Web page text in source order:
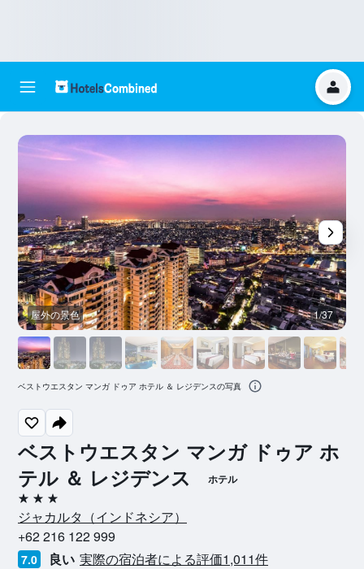
ベストウエスタン マンガ ドゥア ホ
テル ＆ レジデンス
ホテル
3つ星
ジャカルタ​（インドネシア​）​
+62 216 122 999
7.0 良い 実際の宿泊者による評価1,011​件
屋外の景色 1/37
ベストウエスタン マンガ ドゥア ホテル ＆ レジデンスの写真